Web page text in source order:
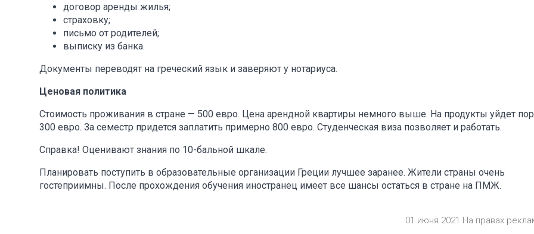
договор аренды жилья;
страховку;
письмо от родителей;
выписку из банка.
Документы переводят на греческий язык и заверяют у нотариуса.
Ценовая политика
Стоимость проживания в стране — 500 евро. Цена арендной квартиры немного выше. На продукты уйдет
300 евро. За семестр придется заплатить примерно 800 евро. Студенческая виза позволяет и работать.
Справка! Оценивают знания по 10-бальной шкале.
Планировать поступить в образовательные организации Греции лучшее заранее. Жители страны очень
гостеприимны. После прохождения обучения иностранец имеет все шансы остаться в стране на ПМЖ.
01 июня 2021 На правах